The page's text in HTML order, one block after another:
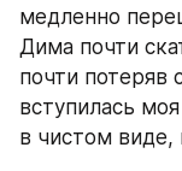
медленно
Дима почти
почти потеряв
вступилась
в чистом виде,